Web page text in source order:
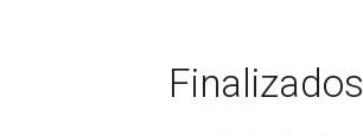
Finalizados